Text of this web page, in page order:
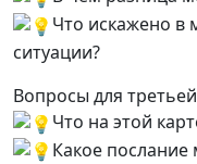
Что искажено в
ситуации?
Вопросы для
Что на этой
Какое послание